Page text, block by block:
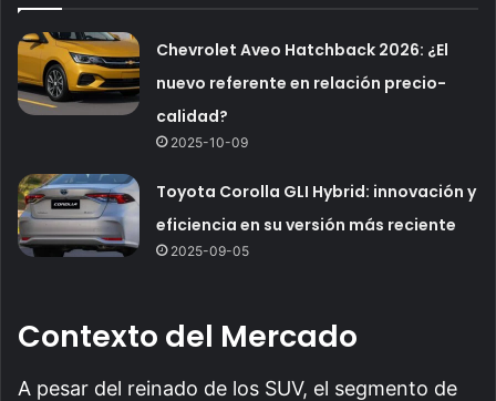
Chevrolet Aveo Hatchback 2026: ¿El
nuevo referente en relación precio-
calidad?
2025-10-09
Toyota Corolla GLI Hybrid: innovación y
eficiencia en su versión más reciente
2025-09-05
Contexto del Mercado
A pesar del reinado de los SUV, el segmento de